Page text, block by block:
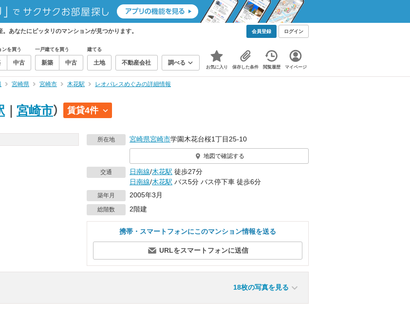
あなたにピッタリのマンションが見つかります。 会員登録 ログイン
ンを買う
中古
一戸建てを買う
新築 中古
建てる
土地 不動産会社 調べる
お気に入り 保存した条件 閲覧履歴 マイページ
宮崎県 宮崎市 木花駅 レオパレスめぐみの詳細情報
宮崎市） 賃貸4件
所在地 宮崎県宮崎市学園木花台桜1丁目25-10
地図で確認する
交通 日南線/木花駅 徒歩27分
日南線/木花駅 バス5分 バス停下車 徒歩6分
築年月 2005年3月
総階数 2階建
携帯・スマートフォンにこのマンション情報を送る
URLをスマートフォンに送信
18枚の写真を見る